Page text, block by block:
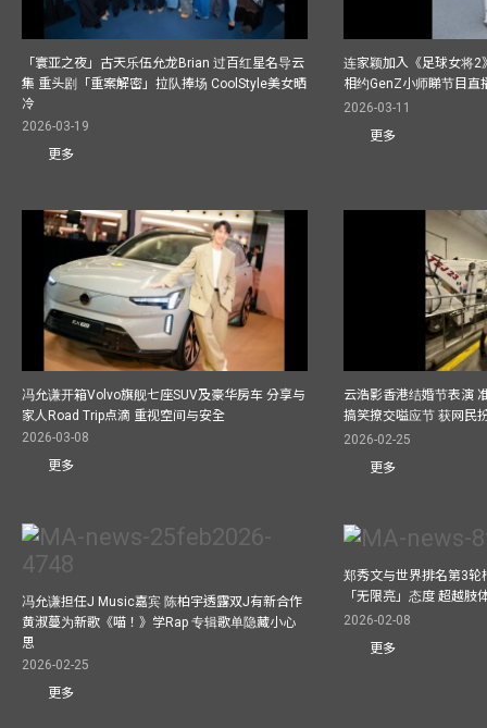
「寰亚之夜」古天乐伍允龙Brian 过百红星名导云
集 重头剧「重案解密」拉队捧场 CoolStyle美女晒
冷
2026-03-19
更多
连家颖加入《足球女将
相约GenZ小师睇节目直
2026-03-11
更多
冯允谦开箱Volvo旗舰七座SUV及豪华房车 分享与
家人Road Trip点滴 重视空间与安全
2026-03-08
更多
云浩影香港结婚节表演
搞笑撩交嗌应节 获网民
2026-02-25
更多
冯允谦担任J Music嘉宾 陈柏宇透露双J有新合作
黄淑蔓为新歌《喵！》学Rap 专辑歌单隐藏小心
思
2026-02-25
更多
郑秀文与世界排名第3轮
「无限亮」态度 超越肢
2026-02-08
更多